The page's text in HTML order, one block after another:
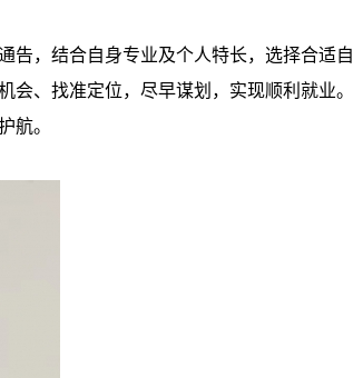
告，结合自身专业及个人特长，选择合适自
、找准定位，尽早谋划，实现顺利就业。
航。